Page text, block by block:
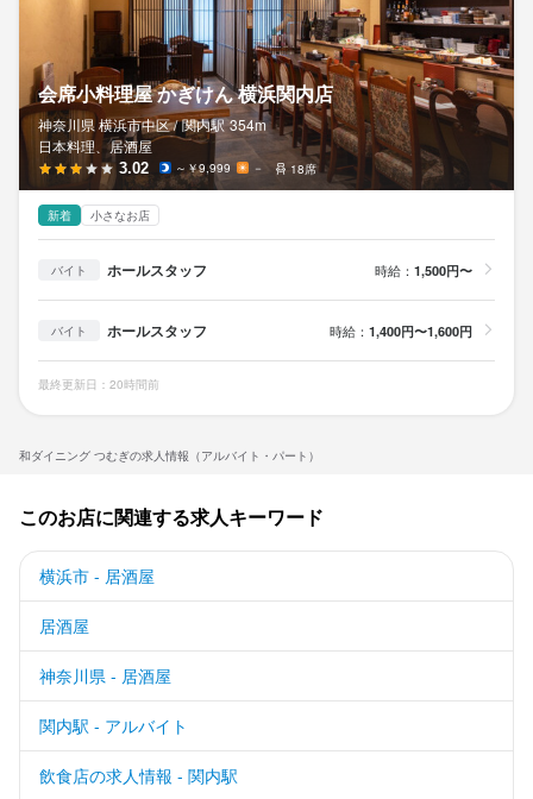
和ダイニング つむぎの求人情報（アルバイト・パート）
会席小料理屋 かぎけん 横浜関内店
神奈川県 横浜市中区 / 関内駅 354m
日本料理、居酒屋
3.02 ～￥9,999 － 18席
新着 小さなお店
バイト ホールスタッフ 時給： 1,500円〜
バイト ホールスタッフ 時給： 1,400円〜1,600円
最終更新日：20時間前
このお店に関連する求人キーワード
横浜市 - 居酒屋
居酒屋
神奈川県 - 居酒屋
関内駅 - アルバイト
飲食店の求人情報 - 関内駅